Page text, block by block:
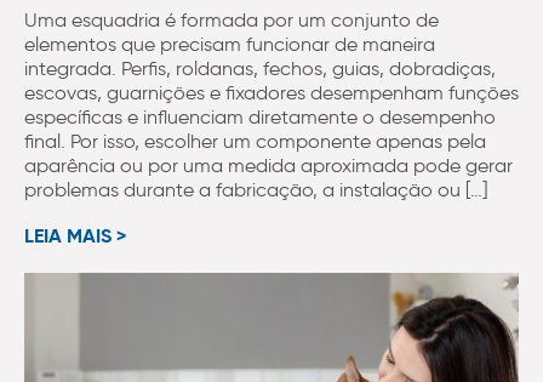
Uma esquadria é formada por um conjunto de
elementos que precisam funcionar de maneira
integrada. Perfis, roldanas, fechos, guias, dobradiças,
escovas, guarnições e fixadores desempenham funções
específicas e influenciam diretamente o desempenho
final. Por isso, escolher um componente apenas pela
aparência ou por uma medida aproximada pode gerar
problemas durante a fabricação, a instalação ou […]
LEIA MAIS >